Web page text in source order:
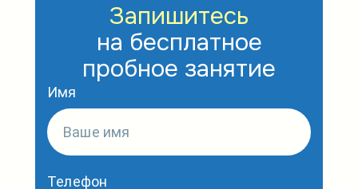
Запишитесь
на бесплатное
пробное занятие
Имя
Телефон